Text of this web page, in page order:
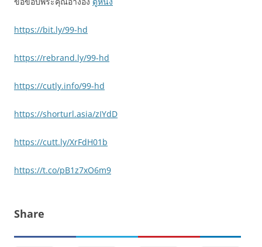
https://bit.ly/99-hd
https://rebrand.ly/99-hd
https://cutly.info/99-hd
https://shorturl.asia/zIYdD
https://cutt.ly/XrFdH01b
https://t.co/pB1z7xO6m9
Share